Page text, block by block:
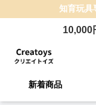
知育玩具
10,000
新着商品